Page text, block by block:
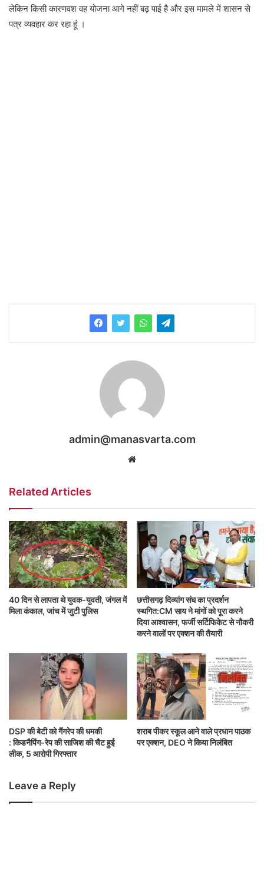
लेकिन किसी कारणवश वह योजना आगे नहीं बढ़ पाई है और इस मामले में शासन से
पत्र व्यवहार कर रहा हूं ।
admin@manasvarta.com
Website
Related Articles
40 दिन से लापता थे युवक-युवती, जंगल में
मिला कंकाल, जांच में जुटी पुलिस
छत्तीसगढ़ दिव्यांग संघ का प्रदर्शन
स्थगित:CM साय ने मांगों को पूरा करने
दिया आश्वासन, फर्जी सर्टिफिकेट से नौकरी
करने वालों पर एक्शन की तैयारी
DSP की बेटी को गैंगरेप की धमकी
: किडनैपिंग-रेप की साजिश की चैट हुई
लीक, 5 आरोपी गिरफ्तार
शराब पीकर स्कूल आने वाले प्रधान पाठक
पर एक्शन, DEO ने किया निलंबित
Leave a Reply